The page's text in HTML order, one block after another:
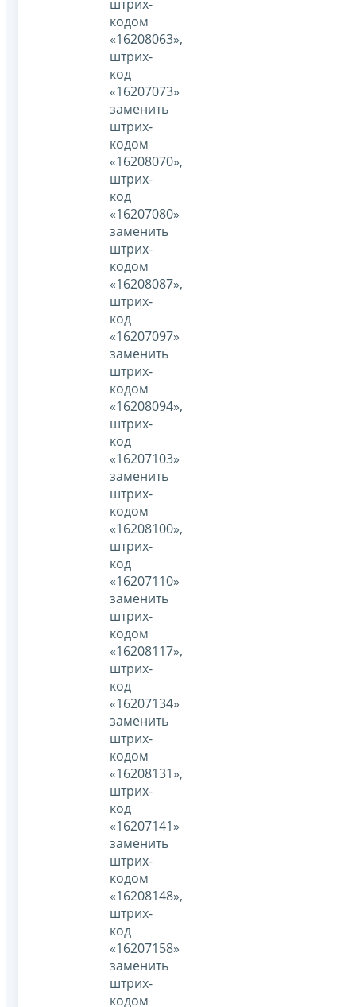
штрих-
кодом
«16208063»,
штрих-
код
«16207073»
заменить
штрих-
кодом
«16208070»,
штрих-
код
«16207080»
заменить
штрих-
кодом
«16208087»,
штрих-
код
«16207097»
заменить
штрих-
кодом
«16208094»,
штрих-
код
«16207103»
заменить
штрих-
кодом
«16208100»,
штрих-
код
«16207110»
заменить
штрих-
кодом
«16208117»,
штрих-
код
«16207134»
заменить
штрих-
кодом
«16208131»,
штрих-
код
«16207141»
заменить
штрих-
кодом
«16208148»,
штрих-
код
«16207158»
заменить
штрих-
кодом